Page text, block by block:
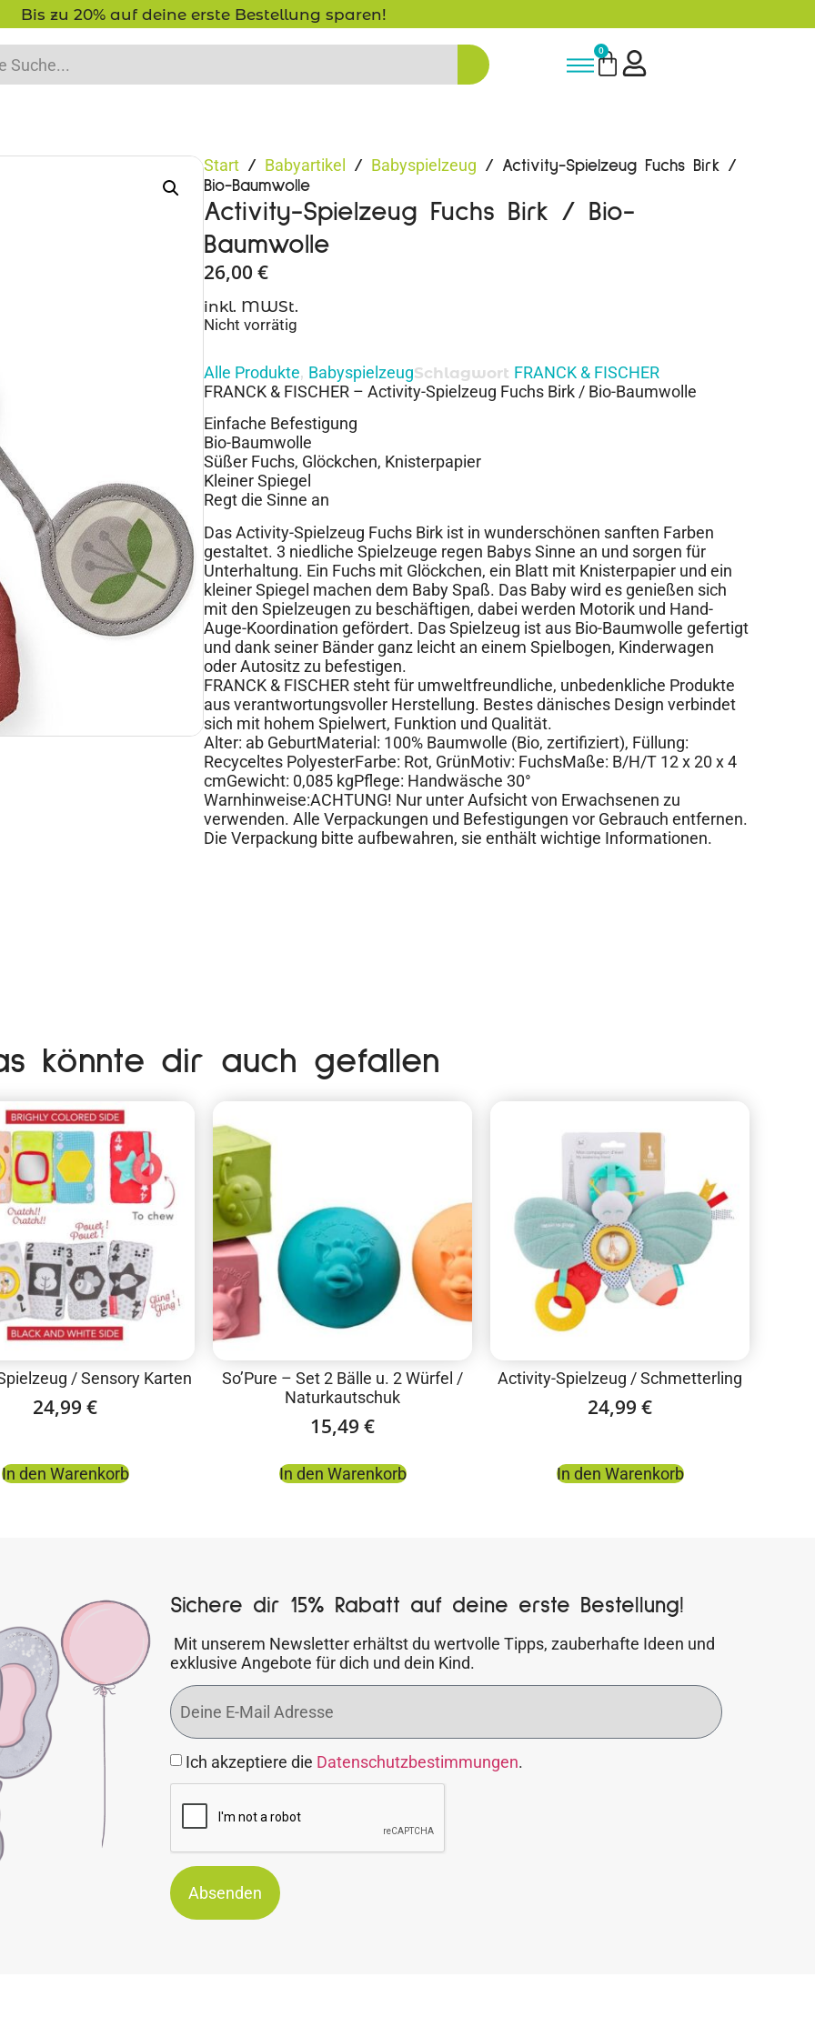
Bis zu 20% auf deine erste Bestellung sparen!
0
Start / Babyartikel / Babyspielzeug / Activity-Spielzeug Fuchs Birk /
Bio-Baumwolle
Activity-Spielzeug Fuchs Birk / Bio-
Baumwolle
26,00 €
inkl. MWSt.
Nicht vorrätig
Alle Produkte, BabyspielzeugSchlagwort FRANCK & FISCHER
FRANCK & FISCHER – Activity-Spielzeug Fuchs Birk / Bio-Baumwolle
Einfache Befestigung
Bio-Baumwolle
Süßer Fuchs, Glöckchen, Knisterpapier
Kleiner Spiegel
Regt die Sinne an
Das Activity-Spielzeug Fuchs Birk ist in wunderschönen sanften Farben
gestaltet. 3 niedliche Spielzeuge regen Babys Sinne an und sorgen für
Unterhaltung. Ein Fuchs mit Glöckchen, ein Blatt mit Knisterpapier und ein
kleiner Spiegel machen dem Baby Spaß. Das Baby wird es genießen sich
mit den Spielzeugen zu beschäftigen, dabei werden Motorik und Hand-
Auge-Koordination gefördert. Das Spielzeug ist aus Bio-Baumwolle gefertigt
und dank seiner Bänder ganz leicht an einem Spielbogen, Kinderwagen
oder Autositz zu befestigen.
FRANCK & FISCHER steht für umweltfreundliche, unbedenkliche Produkte
aus verantwortungsvoller Herstellung. Bestes dänisches Design verbindet
sich mit hohem Spielwert, Funktion und Qualität.
Alter: ab GeburtMaterial: 100% Baumwolle (Bio, zertifiziert), Füllung:
Recyceltes PolyesterFarbe: Rot, GrünMotiv: FuchsMaße: B/H/T 12 x 20 x 4
cmGewicht: 0,085 kgPflege: Handwäsche 30°
Warnhinweise:ACHTUNG! Nur unter Aufsicht von Erwachsenen zu
verwenden. Alle Verpackungen und Befestigungen vor Gebrauch entfernen.
Die Verpackung bitte aufbewahren, sie enthält wichtige Informationen.
könnte dir auch gefallen
/ Sensory Karten
24,99 €
In den Warenkorb
So’Pure – Set 2 Bälle u. 2 Würfel /
Naturkautschuk
15,49 €
In den Warenkorb
Activity-Spielzeug / Schmetterling
24,99 €
In den Warenkorb
Sichere dir 15% Rabatt auf deine erste Bestellung!
Mit unserem Newsletter erhältst du wertvolle Tipps, zauberhafte Ideen und
exklusive Angebote für dich und dein Kind.
Ich akzeptiere die Datenschutzbestimmungen.
Absenden